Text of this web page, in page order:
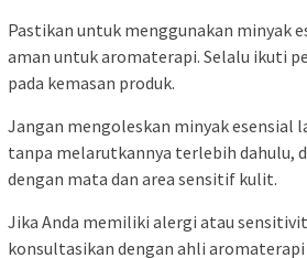
Pastikan untuk menggunakan minyak
aman untuk aromaterapi. Selalu ikuti
pada kemasan produk.
Jangan mengoleskan minyak esensial
tanpa melarutkannya terlebih dahulu,
dengan mata dan area sensitif kulit.
Jika Anda memiliki alergi atau
konsultasikan dengan ahli